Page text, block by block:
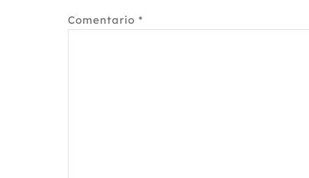
Comentario *